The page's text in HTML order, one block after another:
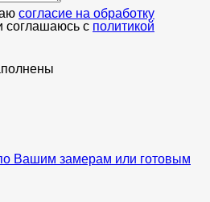
согласие на обработку
соглашаюсь с политикой
Вашим замерам или готовым